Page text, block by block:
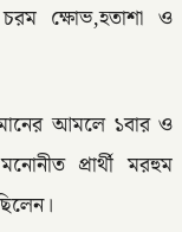
ক্ষোভ,হতাশা ও
আমলে ১বার ও
প্রার্থী মরহুম